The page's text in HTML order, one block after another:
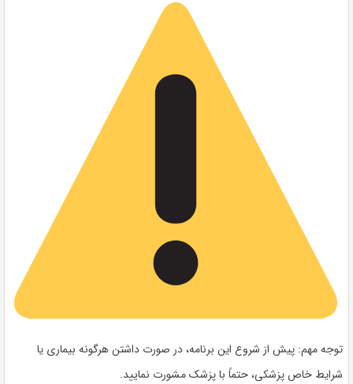
توجه مهم: پیش از شروع این برنامه، در صورت داشتن هرگونه بیماری یا
شرایط خاص پزشکی، حتماً با پزشک مشورت نمایید.